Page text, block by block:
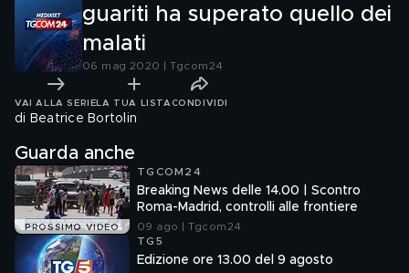
guariti ha superato quello dei
malati
06 mag 2020 | Tgcom24
VAI ALLA SERIE LA TUA LISTA CONDIVIDI
di Beatrice Bortolin
Guarda anche
PROSSIMO VIDEO
TGCOM24
Breaking News delle 14.00 | Scontro
Roma-Madrid, controlli alle frontiere
09 ago | Tgcom24
TG5
Edizione ore 13.00 del 9 agosto